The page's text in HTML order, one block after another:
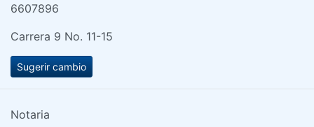
6607896
Carrera 9 No. 11-15
Sugerir cambio
Notaria